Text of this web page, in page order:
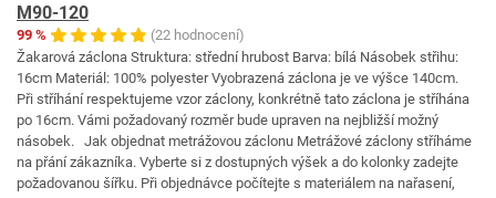
M90-120
99 %
(22 hodnocení)
Žakarová záclona Struktura: střední hrubost Barva: bílá Násobek střihu:
16cm Materiál: 100% polyester Vyobrazená záclona je ve výšce 140cm.
Při stříhání respektujeme vzor záclony, konkrétně tato záclona je stříhána
po 16cm. Vámi požadovaný rozměr bude upraven na nejbližší možný
násobek. Jak objednat metrážovou záclonu Metrážové záclony stříháme
na přání zákazníka. Vyberte si z dostupných výšek a do kolonky zadejte
požadovanou šířku. Při objednávce počítejte s materiálem na nařasení,